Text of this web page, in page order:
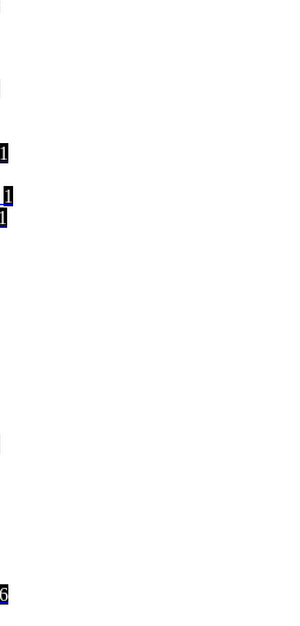
1
1
1
6